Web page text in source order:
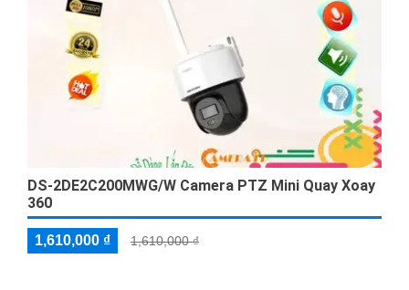
DS-2DE2C200MWG/W Camera PTZ Mini Quay Xoay
360
1,610,000 ₫ 1,610,000 ₫